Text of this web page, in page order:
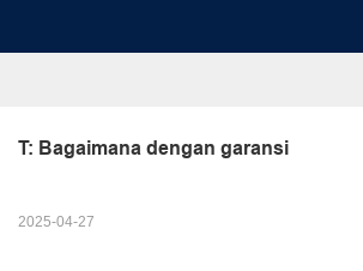
T: Bagaimana dengan garansi
2025-04-27